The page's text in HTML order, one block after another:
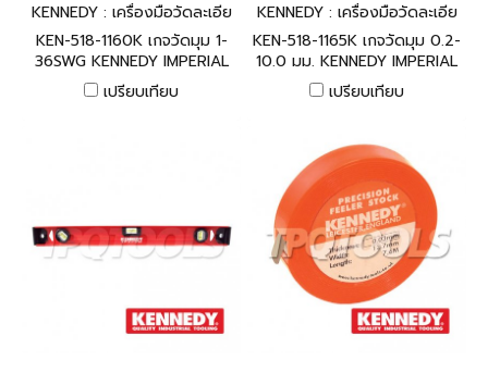
KENNEDY : เครื่องมือวัดละเอีย
ด KEN-518-1160K
KEN-518-1160K เกจวัดมุม 1-
36SWG KENNEDY IMPERIAL
WIRE GAUGE
เปรียบเทียบ
KENNEDY : เครื่องมือวัดละเอีย
ด KEN-518-1165K
KEN-518-1165K เกจวัดมุม 0.2-
10.0 มม. KENNEDY IMPERIAL
WIRE GAUGE
เปรียบเทียบ